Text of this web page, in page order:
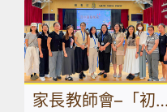
本校訓導組於日前試
後活動期間，精心規
劃並舉辦了兩場學生
領袖系列工作坊。
家長教師會–「初